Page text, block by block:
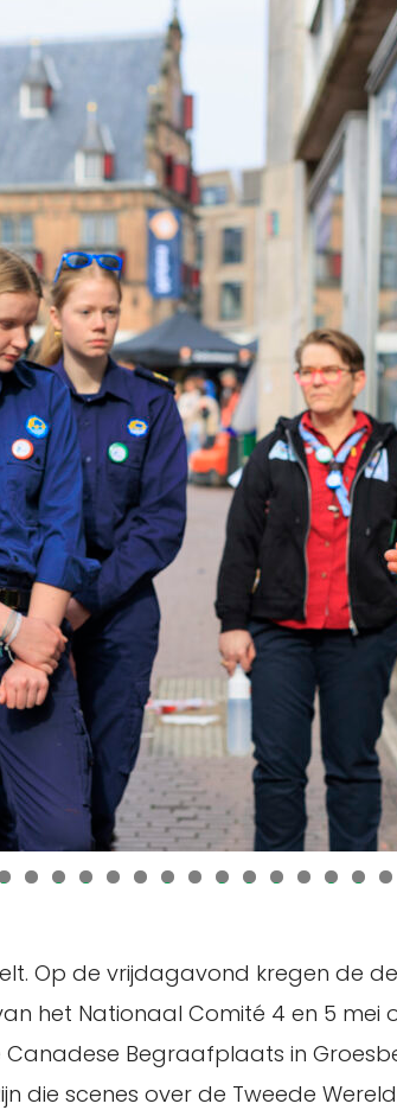
1 2 3 4 5 6 7 8 9 0 1 2 3 4
Op de vrijdagavond kregen de
het Nationaal Comité 4 en 5 mei
Begraafplaats in
die scenes over de Tweede